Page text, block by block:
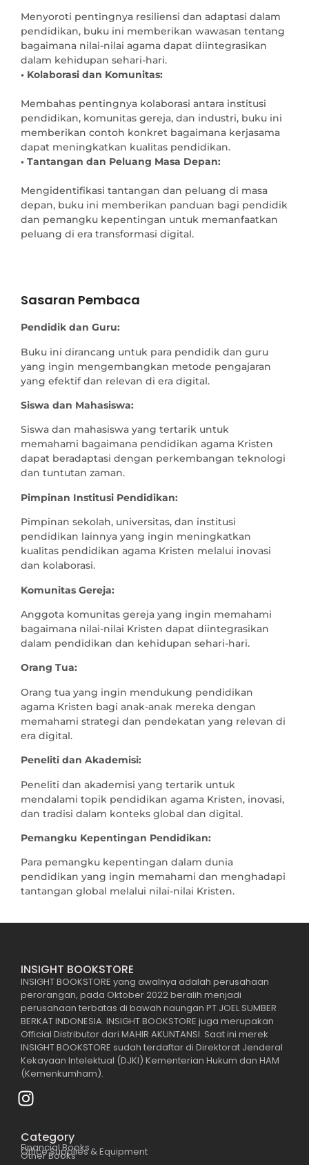
Menyoroti pentingnya resiliensi dan adaptasi dalam
pendidikan, buku ini memberikan wawasan tentang
bagaimana nilai-nilai agama dapat diintegrasikan
• Kolaborasi dan Komunitas:
Membahas pentingnya kolaborasi antara institusi
pendidikan, komunitas gereja, dan industri, buku ini
memberikan contoh konkret bagaimana kerjasama
• Tantangan dan Peluang Masa Depan:
Mengidentifikasi tantangan dan peluang di masa
depan, buku ini memberikan panduan bagi pendidik
dan pemangku kepentingan untuk memanfaatkan
peluang di era transformasi digital.
Sasaran Pembaca
Pendidik dan Guru:
Buku ini dirancang untuk para pendidik dan guru
yang ingin mengembangkan metode pengajaran
yang efektif dan relevan di era digital.
Siswa dan Mahasiswa:
Siswa dan mahasiswa yang tertarik untuk
memahami bagaimana pendidikan agama Kristen
dapat beradaptasi dengan perkembangan teknologi
dan tuntutan zaman.
Pimpinan Institusi Pendidikan:
Pimpinan sekolah, universitas, dan institusi
pendidikan lainnya yang ingin meningkatkan
kualitas pendidikan agama Kristen melalui inovasi
dan kolaborasi.
Komunitas Gereja:
Anggota komunitas gereja yang ingin memahami
bagaimana nilai-nilai Kristen dapat diintegrasikan
dalam pendidikan dan kehidupan sehari-hari.
Orang Tua:
Orang tua yang ingin mendukung pendidikan
agama Kristen bagi anak-anak mereka dengan
memahami strategi dan pendekatan yang relevan di
era digital.
Peneliti dan Akademisi:
Peneliti dan akademisi yang tertarik untuk
mendalami topik pendidikan agama Kristen, inovasi,
dan tradisi dalam konteks global dan digital.
Pemangku Kepentingan Pendidikan:
Para pemangku kepentingan dalam dunia
pendidikan yang ingin memahami dan menghadapi
tantangan global melalui nilai-nilai Kristen.
INSIGHT BOOKSTORE
INSIGHT BOOKSTORE yang awalnya adalah perusahaan
perorangan, pada Oktober 2022 beralih menjadi
perusahaan terbatas di bawah naungan PT JOEL SUMBER
BERKAT INDONESIA. INSIGHT BOOKSTORE juga merupakan
Official Distributor dari MAHIR AKUNTANSI. Saat ini merek
INSIGHT BOOKSTORE sudah terdaftar di Direktorat Jenderal
Kekayaan Intelektual (DJKI) Kementerian Hukum dan HAM
(Kemenkumham).
Category
Financial Books
Office Supplies & Equipment
Other Books